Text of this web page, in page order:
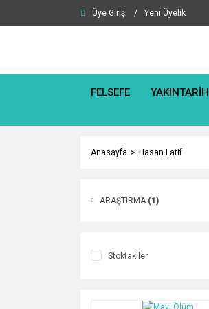
Üye Girişi / Yeni Üyelik
FELSEFE YAKINTARİH
Anasayfa Hasan Latif
ARAŞTIRMA (1)
Stoktakiler